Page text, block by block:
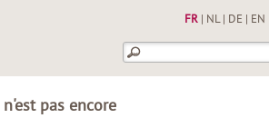
FR| NL| DE EN
pas encore